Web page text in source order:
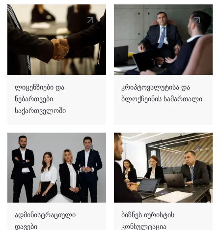
ლიცენზიები და
ნებართვები
საქართველოში
კრიპტოვალუტისა და
ბლოქჩეინის სამართალი
ადმინისტრაციული
დავები
ბიზნეს იურისტის
კონსულტაცია